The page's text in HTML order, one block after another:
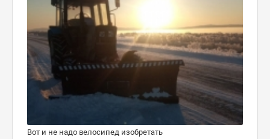
Вот и не надо велосипед изобретать